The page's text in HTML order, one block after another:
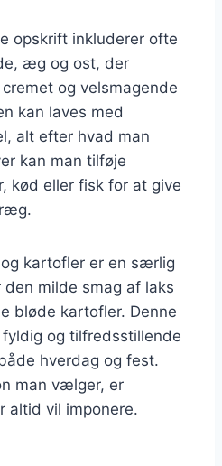
opskrift inkluderer ofte
æg og ost, der
og velsmagende
kan laves med
alt efter hvad man
kan man tilføje
kød eller fisk for at give
kartofler er en særlig
milde smag af laks
bløde kartofler. Denne
og tilfredsstillende
hverdag og fest.
man vælger, er
altid vil imponere.